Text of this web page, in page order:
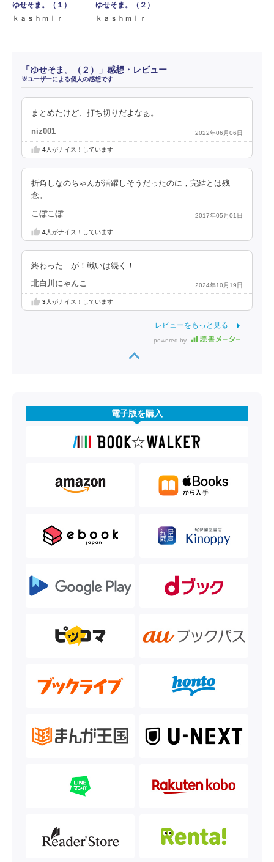
ゆせそま。（１）
ｋａｓｈｍｉｒ
ゆせそま。（２）
ｋａｓｈｍｉｒ
「ゆせそま。（２）」感想・レビュー
※ユーザーによる個人の感想です
まとめたけど、打ち切りだよなぁ。
niz001 2022年06月06日
4人がナイス！しています
折角しなのちゃんが活躍しそうだったのに，完結とは残
念。
こぼこぼ 2017年05月01日
4人がナイス！しています
終わった…が！戦いは続く！
北白川にゃんこ 2024年10月19日
3人がナイス！しています
レビューをもっと見る
powered by
電子版を購入